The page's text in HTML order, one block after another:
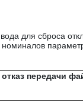
для сброса
номиналов
передачи